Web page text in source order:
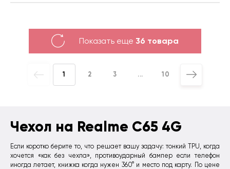
Чехол на Realme C65 4G
Если коротко берите то, что решает вашу задачу: тонкий TPU, когда
хочется «как без чехла», противоударный бампер если телефон
иногда летает, книжка когда нужен 360° и место под карту. По цене
Показать еще 36 товара
1 2 3 ... 10